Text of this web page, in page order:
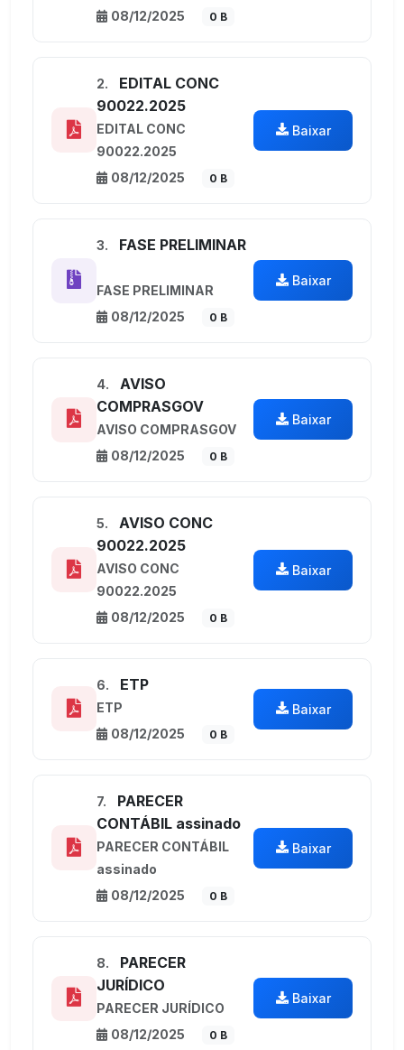
08/12/2025 0 B
2.
EDITAL CONC
90022.2025
EDITAL CONC
90022.2025
08/12/2025
0 B
Baixar
3. FASE PRELIMINAR
FASE PRELIMINAR
08/12/2025
0 B
Baixar
4.
AVISO
COMPRASGOV
AVISO COMPRASGOV
08/12/2025
0 B
Baixar
5.
AVISO CONC
90022.2025
AVISO CONC
90022.2025
08/12/2025
0 B
Baixar
6. ETP
ETP
08/12/2025
0 B
Baixar
7.
PARECER
CONTÁBIL assinado
PARECER CONTÁBIL
assinado
08/12/2025
0 B
Baixar
8.
PARECER
JURÍDICO
PARECER JURÍDICO
08/12/2025
0 B
Baixar